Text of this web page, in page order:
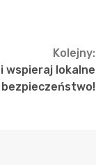
Kolejny:
wspieraj lokalne
bezpieczeństwo!